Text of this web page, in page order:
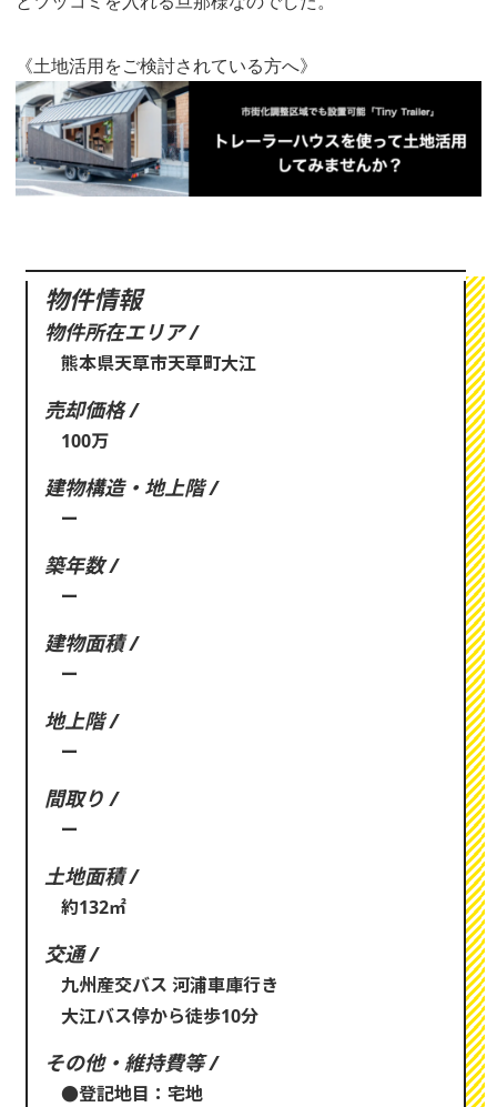
《土地活用をご検討されている方へ》
物件情報
物件所在エリア /
熊本県天草市天草町大江
売却価格 /
100万
建物構造・地上階 /
ー
築年数 /
ー
建物面積 /
ー
地上階 /
ー
間取り /
ー
土地面積 /
約132㎡
交通 /
九州産交バス 河浦車庫行き
大江バス停から徒歩10分
その他・維持費等 /
●登記地目：宅地